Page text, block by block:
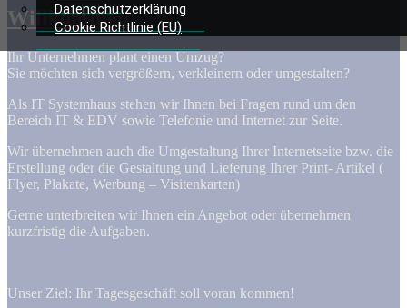
Datenschutzerklärung
Cookie Richtlinie (EU)
Willkommen
Ihr Unternehmen plant einen Umzug?
Sie möchten sich vergrößern, verkleinern oder umgestalten?
Als IT Systemhaus stehen wir Ihnen bei Fragen rund um den
Bereich IT & EDV sowie Telefonie und Internet zur Seite.
Wir übernehmen auch die Umgestaltung Ihrer Internetseite bzw. die
Erstellung oder die Gestaltung und Lieferung Ihrer Print- Artikel (
Flyer, Plakate, Werbung – Visitenkarten)
Gerne unterbreiten wir Ihnen ein Angebot oder übernehmen
kurzfristig die Aufgaben.
Unser Ziel: Ihr Tagesgeschäft soll voran kommen!